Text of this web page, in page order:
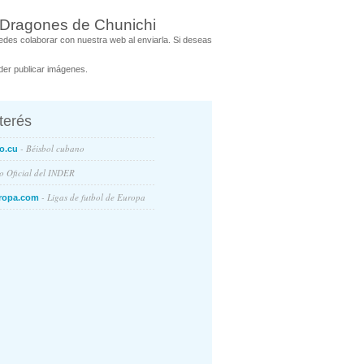
de Chunichi
colaborar con nuestra web al enviarla. Si deseas
publicar imágenes.
- Béisbol cubano
Oficial del INDER
- Ligas de futbol de Europa